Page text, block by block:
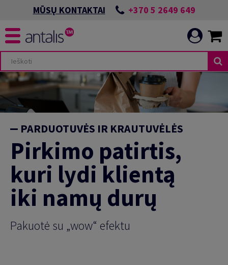
MŪSŲ KONTAKTAI +370 5 2649 649
PARDUOTUVĖS IR KRAUTUVĖLĖS
Pirkimo patirtis,
kuri lydi klientą
iki namų durų
Pakuotė su „wow“ efektu